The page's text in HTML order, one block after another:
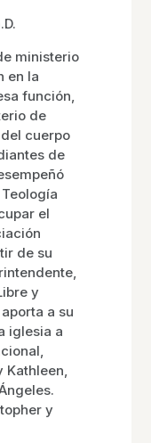
ministerio
en la
función,
de
cuerpo
de
el
de su
y
a su
iglesia a
Kathleen,
y